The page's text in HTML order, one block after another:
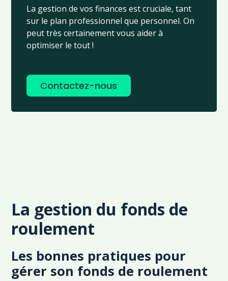
La gestion de vos finances est cruciale, tant
sur le plan professionnel que personnel. On
peut très certainement vous aider à
optimiser le tout !
Contactez-nous
La gestion du fonds de
roulement
Les bonnes pratiques pour
gérer son fonds de roulement